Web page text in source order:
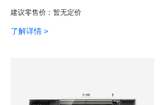
建议零售价： 暂无定价
了解详情 >